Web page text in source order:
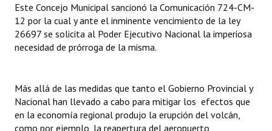
Este Concejo Municipal sancionó la Comunicación 724-CM-
12 por la cual y ante el inminente vencimiento de la ley
26697 se solicita al Poder Ejecutivo Nacional la imperiosa
necesidad de prórroga de la misma.
Más allá de las medidas que tanto el Gobierno Provincial y
Nacional han llevado a cabo para mitigar los efectos que
en la economía regional produjo la erupción del volcán,
como por ejemplo, la reapertura del aeropuerto